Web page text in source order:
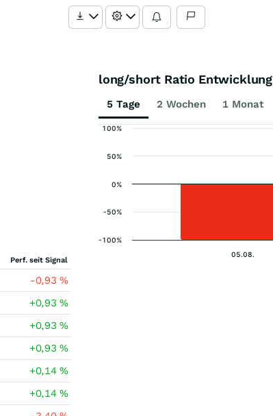
Perf. seit Signal
-0,93%
+0,93%
+0,93%
+0,93%
+0,14%
+0,14%
long/short Ratio Entwicklung
5 Tage 2 Wochen 1 Monat
05.08.
-100%
-50%
0%
50%
100%